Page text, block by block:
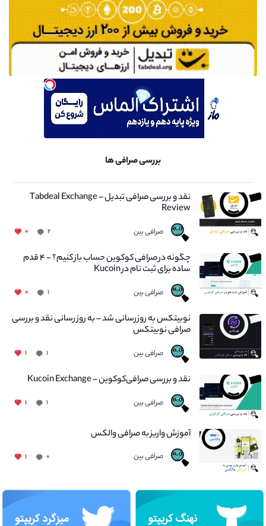
بررسی صرافی ها
نقد و بررسی صرافی تبدیل – Tabdeal Exchange
Review
صرافی بین ۲ ۰
چگونه در صرافی کوکوین حساب باز کنیم؟ - ۴ قدم
ساده برای ثبت نام در Kucoin
صرافی بین ۱ ۰
نوبیتکس به روزرسانی شد – به روز رسانی نقد و بررسی
صرافی نوبیتکس
صرافی بین ۱ ۱
نقد و بررسی صرافی‌کوکوین – Kucoin Exchange
صرافی بین ۱ ۱
آموزش واریز به صرافی والکس
صرافی بین ۰ ۱